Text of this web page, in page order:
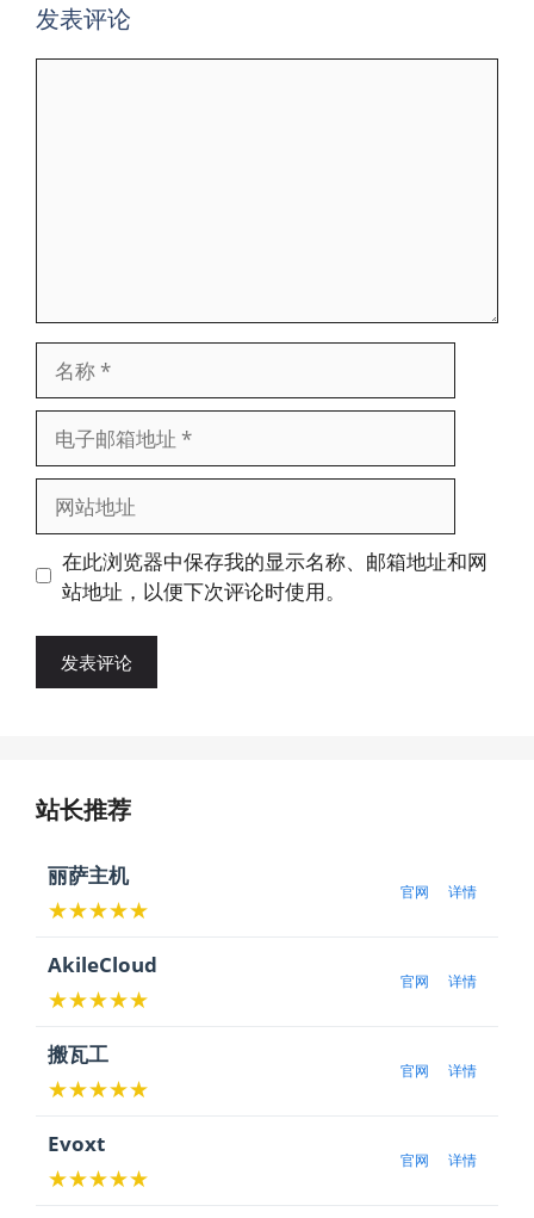
发表评论
邮
地
址
址
在此浏览器中保存我的显示名称、邮箱地址和网
站地址，以便下次评论时使用。
站长推荐
丽萨主机
★★★★★
官网 详情
AkileCloud
★★★★★
官网 详情
搬瓦工
★★★★★
官网 详情
Evoxt
★★★★★
官网 详情